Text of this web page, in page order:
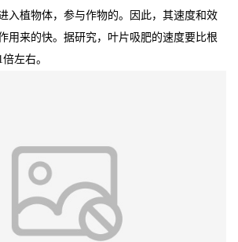
入植物体，参与作物的。因此，其速度和效
用来的快。据研究，叶片吸肥的速度要比根
左右。